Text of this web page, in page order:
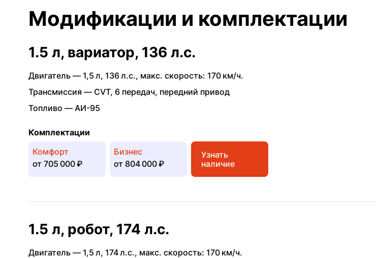
Модификации и комплектации
1.5 л, вариатор, 136 л.с.
Двигатель — 1,5 л, 136 л.с., макс. скорость: 170 км/ч.
Трансмиссия — CVT, 6 передач, передний привод
Топливо — АИ-95
Комплектации
Комфорт
от 705 000 ₽
Бизнес
от 804 000 ₽
Узнать
наличие
1.5 л, робот, 174 л.с.
Двигатель — 1,5 л, 174 л.с., макс. скорость: 170 км/ч.